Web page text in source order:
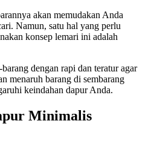
akan memudakan Anda
Namun, satu hal yang perlu
konsep lemari ini adalah
dengan rapi dan teratur agar
menaruh barang di sembarang
keindahan dapur Anda.
Minimalis